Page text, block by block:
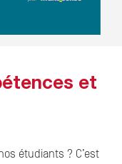
et
étudiants ? C’est